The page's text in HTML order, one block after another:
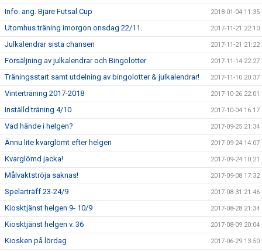
Info. ang. Bjäre Futsal Cup 2018-01-04 11:35
Utomhus träning imorgon onsdag 22/11. 2017-11-21 22:10
Julkalendrar sista chansen 2017-11-21 21:22
Försäljning av julkalendrar och Bingolotter 2017-11-14 22:27
Träningsstart samt utdelning av bingolotter & julkalendrar! 2017-11-10 20:37
Vinterträning 2017-2018 2017-10-26 22:01
Inställd träning 4/10 2017-10-04 16:17
Vad hände i helgen? 2017-09-25 21:34
Ännu lite kvarglömt efter helgen 2017-09-24 14:07
Kvarglömd jacka! 2017-09-24 10:21
Målvaktströja saknas! 2017-09-08 17:32
Spelarträff 23-24/9 2017-08-31 21:46
Kiosktjänst helgen 9- 10/9 2017-08-28 21:34
Kiosktjänst helgen v. 36 2017-08-09 20:04
Kiosken på lördag 2017-06-29 13:50